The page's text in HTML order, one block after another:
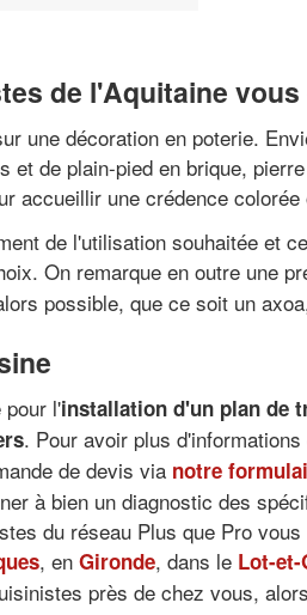
de l'Aquitaine
une décoration en poterie.
de plain-pied en brique,
accueillir une crédence
de l'utilisation souhaitée et
On remarque en outre une
possible, que ce soit un
pour l'installation d'un plan de
. Pour avoir plus
de devis via notre
à bien un diagnostic des
du réseau Plus que Pro
, en Gironde, dans le Lot-et-
près de chez vous,